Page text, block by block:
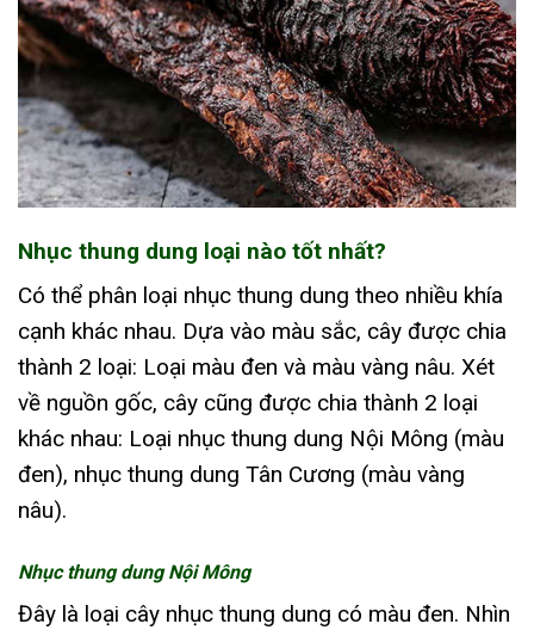
Nhục thung dung loại nào tốt nhất?
Có thể phân loại nhục thung dung theo nhiều khía
cạnh khác nhau. Dựa vào màu sắc, cây được chia
thành 2 loại: Loại màu đen và màu vàng nâu. Xét
về nguồn gốc, cây cũng được chia thành 2 loại
khác nhau: Loại nhục thung dung Nội Mông (màu
đen), nhục thung dung Tân Cương (màu vàng
nâu).
Nhục thung dung Nội Mông
Đây là loại cây nhục thung dung có màu đen. Nhìn